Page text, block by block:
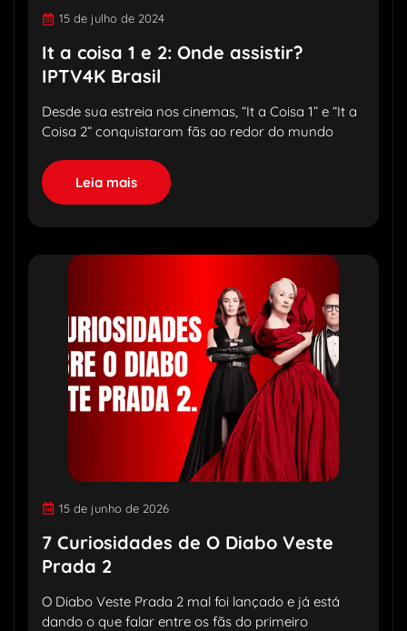
15 de julho de 2024
It a coisa 1 e 2: Onde assistir?
IPTV4K Brasil
Desde sua estreia nos cinemas, “It a Coisa 1” e “It a
Coisa 2” conquistaram fãs ao redor do mundo
Leia mais
15 de junho de 2026
7 Curiosidades de O Diabo Veste
Prada 2
O Diabo Veste Prada 2 mal foi lançado e já está
dando o que falar entre os fãs do primeiro